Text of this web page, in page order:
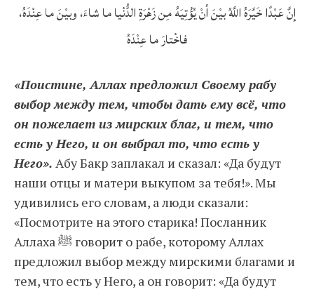
إنَّ عَبْدًا خَيَّرَهُ اللَّهُ بيْنَ أنْ يُؤْتِيَهُ مِن زَهْرَةِ الدُّنْيا ما شاءَ، وبيْنَ ما عِنْدَهُ،
فاخْتارَ ما عِنْدَهُ
«Поистине, Аллах предложил Своему рабу
выбор между тем, чтобы дать ему всё, что
он пожелает из мирских благ, и тем, что
есть у Него, и он выбрал то, что есть у
Него». Абу Бакр заплакал и сказал: «Да будут
наши отцы и матери выкупом за тебя!». Мы
удивились его словам, а люди сказали:
«Посмотрите на этого старика! Посланник
Аллаха ﷺ говорит о рабе, которому Аллах
предложил выбор между мирскими благами и
тем, что есть у Него, а он говорит: «Да будут